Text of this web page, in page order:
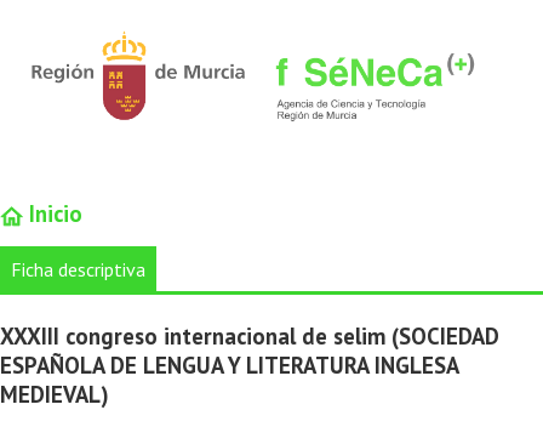
Inicio
Ficha descriptiva
XXXIII congreso internacional de selim (SOCIEDAD
ESPAÑOLA DE LENGUA Y LITERATURA INGLESA
MEDIEVAL)